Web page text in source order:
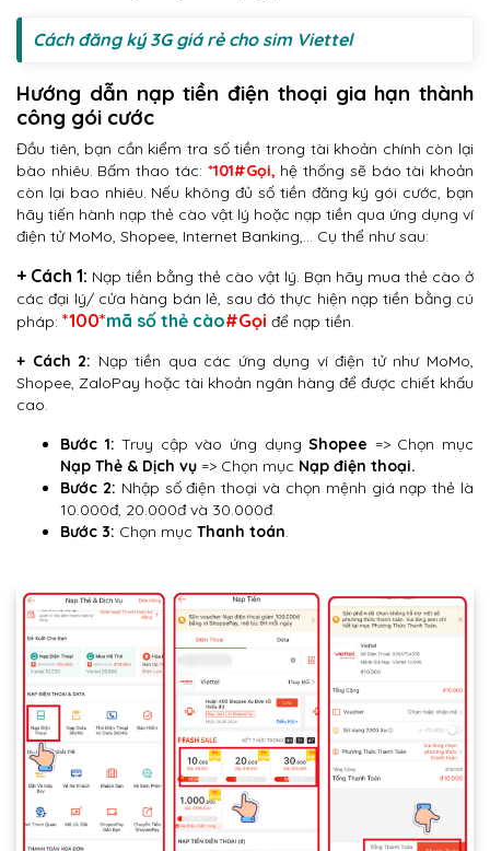
Cách đăng ký 3G giá rẻ cho sim Viettel
Hướng dẫn nạp tiền điện thoại gia hạn thành
công gói cước
Đầu tiên, bạn cần kiểm tra số tiền trong tài khoản chính còn lại
bào nhiêu. Bấm thao tác: *101#Gọi, hệ thống sẽ báo tài khoản
còn lại bao nhiêu. Nếu không đủ số tiền đăng ký gói cước, bạn
hãy tiến hành nạp thẻ cào vật lý hoặc nạp tiền qua ứng dụng ví
điện tử MoMo, Shopee, Internet Banking,… Cụ thể như sau:
+ Cách 1: Nạp tiền bằng thẻ cào vật lý. Bạn hãy mua thẻ cào ở
các đại lý/ cửa hàng bán lẻ, sau đó thực hiện nạp tiền bằng cú
pháp: *100*mã số thẻ cào#Gọi để nạp tiền.
+ Cách 2: Nạp tiền qua các ứng dụng ví điện tử như MoMo,
Shopee, ZaloPay hoặc tài khoản ngân hàng để được chiết khấu
cao.
Bước 1: Truy cập vào ứng dụng Shopee => Chọn mục
Nạp Thẻ & Dịch vụ => Chọn mục Nạp điện thoại.
Bước 2: Nhập số điện thoại và chọn mệnh giá nạp thẻ là
10.000đ, 20.000đ và 30.000đ.
Bước 3: Chọn mục Thanh toán.